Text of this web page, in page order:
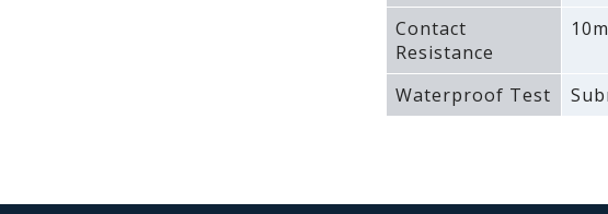
Contact
Resistance
Waterproof Test